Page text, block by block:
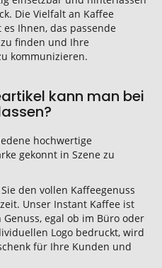
Die Vielfalt an Kaffee
Ihnen, das passende
finden und Ihre
kommunizieren.
kann man bei
hochwertige
gekonnt in Szene zu
den vollen Kaffeegenuss
Unser Instant Kaffee ist
egal ob im Büro oder
Logo bedruckt, wird
für Ihre Kunden und